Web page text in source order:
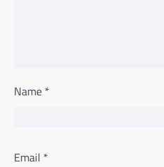
Name *
Email *